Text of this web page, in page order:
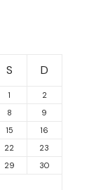
S D
1
2
8
9
15
16
22
23
29
30